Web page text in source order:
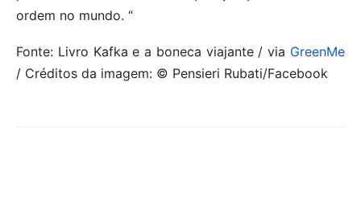
ordem no mundo. “
Fonte: Livro Kafka e a boneca viajante / via GreenMe
/ Créditos da imagem: © Pensieri Rubati/Facebook